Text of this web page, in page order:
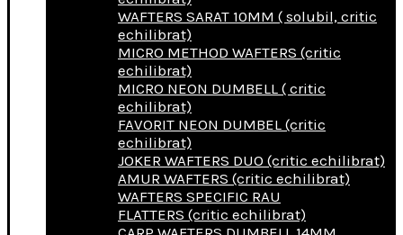
WAFTERS SARAT 10MM ( solubil, critic
echilibrat)
MICRO METHOD WAFTERS (critic
echilibrat)
MICRO NEON DUMBELL ( critic
echilibrat)
FAVORIT NEON DUMBEL (critic
echilibrat)
JOKER WAFTERS DUO (critic echilibrat)
AMUR WAFTERS (critic echilibrat)
WAFTERS SPECIFIC RAU
FLATTERS (critic echilibrat)